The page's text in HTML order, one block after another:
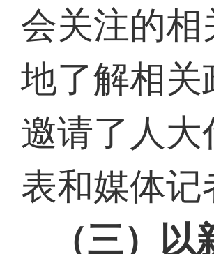
会关注的
地了解相关
邀请了人
表和媒体
（三）